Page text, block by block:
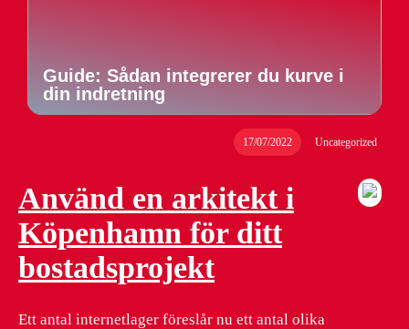
Guide: Sådan integrerer du kurve i
din indretning
17/07/2022 Uncategorized
Använd en arkitekt i
Köpenhamn för ditt
bostadsprojekt
Ett antal internetlager föreslår nu ett antal olika